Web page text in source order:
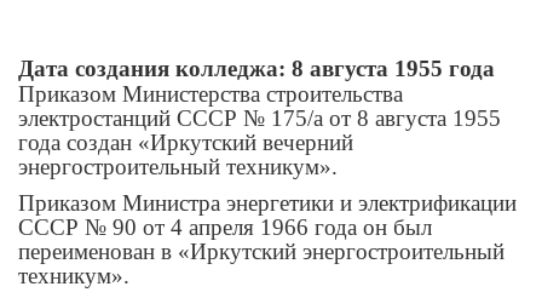
Дата создания колледжа: 8 августа 1955 года
Приказом Министерства строительства
электростанций СССР № 175/а от 8 августа 1955
года создан «Иркутский вечерний
энергостроительный техникум».
Приказом Министра энергетики и электрификации
СССР № 90 от 4 апреля 1966 года он был
переименован в «Иркутский энергостроительный
техникум».